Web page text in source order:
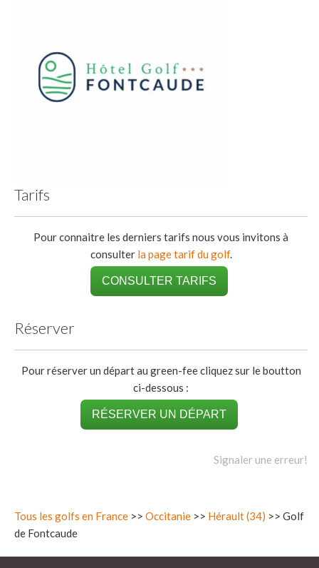
Tarifs
Pour connaitre les derniers tarifs nous vous invitons à
consulter la page tarif du golf.
CONSULTER TARIFS
Réserver
Pour réserver un départ au green-fee cliquez sur le boutton
ci-dessous :
RÉSERVER UN DÉPART
Signaler une erreur!
Tous les golfs en France >> Occitanie >> Hérault (34) >> Golf
de Fontcaude